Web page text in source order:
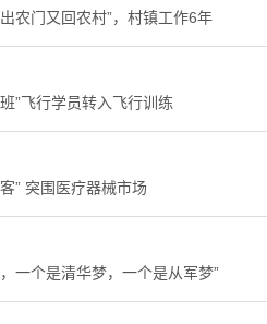
农门又回农村”，村镇工作6年
”飞行学员转入飞行训练
” 突围医疗器械市场
一个是清华梦，一个是从军梦”